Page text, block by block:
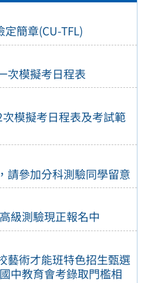
簡章(CU-TFL)
次模擬考日程表
模擬考日程表及考試範
請參加分科測驗同學留意
級測驗現正報名中
藝術才能班特色招生甄選
中教育會考錄取門檻相